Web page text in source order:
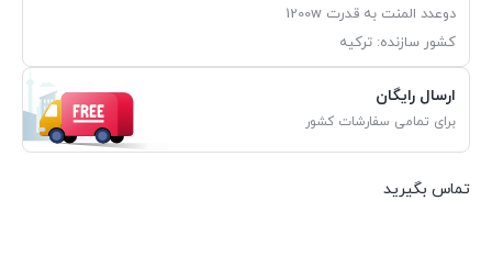
دوعدد المنت به قدرت 1200w
کشور سازنده: ترکیه
ارسال رایگان
برای تمامی سفارشات کشور
تماس بگیرید